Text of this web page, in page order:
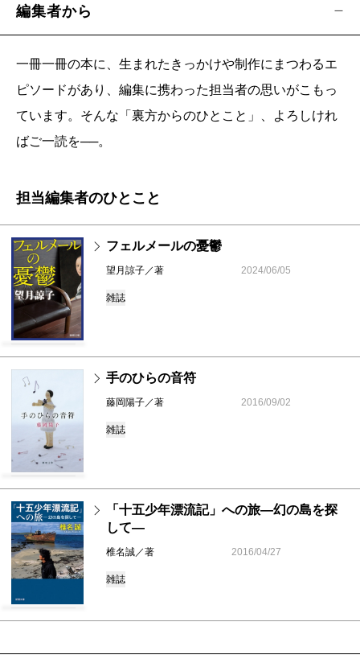
編集者から
一冊一冊の本に、生まれたきっかけや制作にまつわるエ
ピソードがあり、編集に携わった担当者の思いがこもっ
ています。そんな「裏方からのひとこと」、よろしけれ
ばご一読を──。
担当編集者のひとこと
フェルメールの憂鬱
望月諒子／著 2024/06/05
雑誌
手のひらの音符
藤岡陽子／著 2016/09/02
雑誌
「十五少年漂流記」への旅―幻の島を探
して―
椎名誠／著 2016/04/27
雑誌